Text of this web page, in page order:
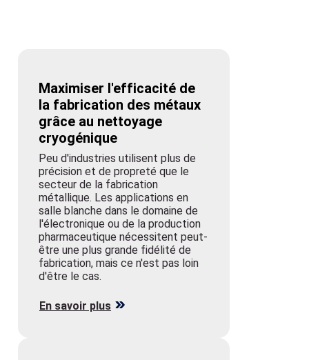
Maximiser l'efficacité de
la fabrication des métaux
grâce au nettoyage
cryogénique
Peu d'industries utilisent plus de
précision et de propreté que le
secteur de la fabrication
métallique. Les applications en
salle blanche dans le domaine de
l'électronique ou de la production
pharmaceutique nécessitent peut-
être une plus grande fidélité de
fabrication, mais ce n'est pas loin
d'être le cas.
En savoir plus